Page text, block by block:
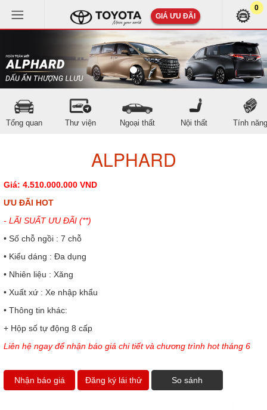
GIÁ ƯU ĐÃI
0
Tổng quan Thư viện Ngoại thất Nội thất Tính năng
ALPHARD
Giá: 4.510.000.000 VND
ƯU ĐÃI HOT
- LÃI SUẤT ƯU ĐÃI (**)
• Số chỗ ngồi : 7 chỗ
• Kiểu dáng : Đa dụng
• Nhiên liệu : Xăng
• Xuất xứ : Xe nhập khẩu
• Thông tin khác:
+ Hộp số tự động 8 cấp
Liên hệ ngay để nhận báo giá chi tiết và chương trình hot tháng 6
Nhận báo giá Đăng ký lái thử So sánh